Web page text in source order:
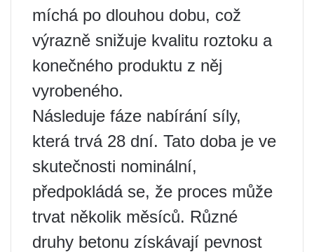
míchá po dlouhou dobu, což
výrazně snižuje kvalitu roztoku a
konečného produktu z něj
vyrobeného.
Následuje fáze nabírání síly,
která trvá 28 dní. Tato doba je ve
skutečnosti nominální,
předpokládá se, že proces může
trvat několik měsíců. Různé
druhy betonu získávají pevnost